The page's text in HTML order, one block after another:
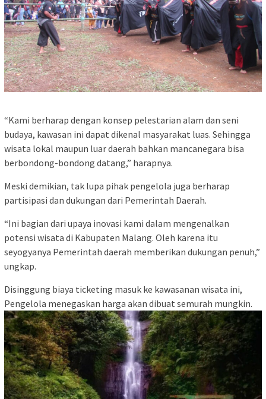
“Kami berharap dengan konsep pelestarian alam dan seni
budaya, kawasan ini dapat dikenal masyarakat luas. Sehingga
wisata lokal maupun luar daerah bahkan mancanegara bisa
berbondong-bondong datang,” harapnya.
Meski demikian, tak lupa pihak pengelola juga berharap
partisipasi dan dukungan dari Pemerintah Daerah.
“Ini bagian dari upaya inovasi kami dalam mengenalkan
potensi wisata di Kabupaten Malang. Oleh karena itu
seyogyanya Pemerintah daerah memberikan dukungan penuh,”
ungkap.
Disinggung biaya ticketing masuk ke kawasanan wisata ini,
Pengelola menegaskan harga akan dibuat semurah mungkin.